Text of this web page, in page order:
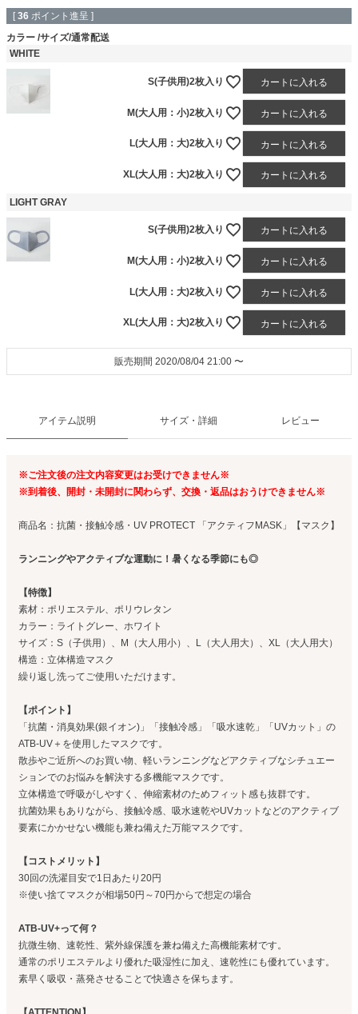
[ 36 ポイント進呈 ]
カラー サイズ/通常配送
WHITE
S(子供用)2枚入り カートに入れる
M(大人用：小)2枚入り カートに入れる
L(大人用：大)2枚入り カートに入れる
XL(大人用：大)2枚入り カートに入れる
LIGHT GRAY
S(子供用)2枚入り カートに入れる
M(大人用：小)2枚入り カートに入れる
L(大人用：大)2枚入り カートに入れる
XL(大人用：大)2枚入り カートに入れる
販売期間 2020/08/04 21:00 〜
アイテム説明 サイズ・詳細 レビュー
※ご注文後の注文内容変更はお受けできません※
※到着後、開封・未開封に関わらず、交換・返品はおうけできません※
商品名：抗菌・接触冷感・UV PROTECT 「アクティフMASK」【マスク】
ランニングやアクティブな運動に！暑くなる季節にも◎
【特徴】
素材：ポリエステル、ポリウレタン
カラー：ライトグレー、ホワイト
サイズ：S（子供用）、M（大人用小）、L（大人用大）、XL（大人用大）
構造：立体構造マスク
繰り返し洗ってご使用いただけます。
【ポイント】
「抗菌・消臭効果(銀イオン)」「接触冷感」「吸水速乾」「UVカット」の
ATB-UV＋を使用したマスクです。
散歩やご近所へのお買い物、軽いランニングなどアクティブなシチュエー
ションでのお悩みを解決する多機能マスクです。
立体構造で呼吸がしやすく、伸縮素材のためフィット感も抜群です。
抗菌効果もありながら、接触冷感、吸水速乾やUVカットなどのアクティブ
要素にかかせない機能も兼ね備えた万能マスクです。
【コストメリット】
30回の洗濯目安で1日あたり20円
※使い捨てマスクが相場50円～70円からで想定の場合
ATB-UV+って何？
抗微生物、速乾性、紫外線保護を兼ね備えた高機能素材です。
通常のポリエステルより優れた吸湿性に加え、速乾性にも優れています。
素早く吸収・蒸発させることで快適さを保ちます。